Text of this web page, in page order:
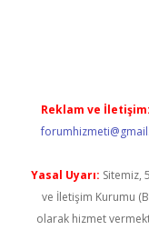
Reklam ve İletişim:
Yasal Uyarı: Sitemiz,
ve İletişim Kurumu
olarak hizmet